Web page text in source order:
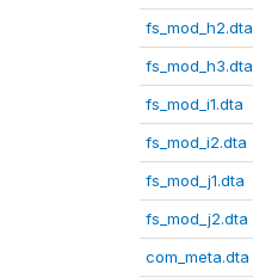
fs_mod_h2.dta
fs_mod_h3.dta
fs_mod_i1.dta
fs_mod_i2.dta
fs_mod_j1.dta
fs_mod_j2.dta
com_meta.dta